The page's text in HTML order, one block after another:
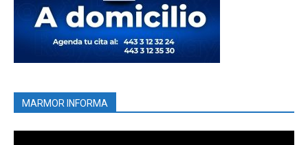
MARMOR INFORMA